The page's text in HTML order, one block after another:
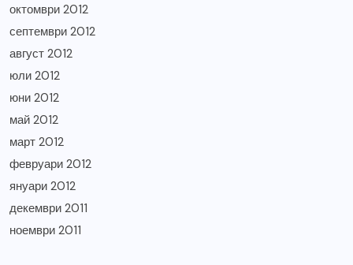
октомври 2012
септември 2012
август 2012
юли 2012
юни 2012
май 2012
март 2012
февруари 2012
януари 2012
декември 2011
ноември 2011